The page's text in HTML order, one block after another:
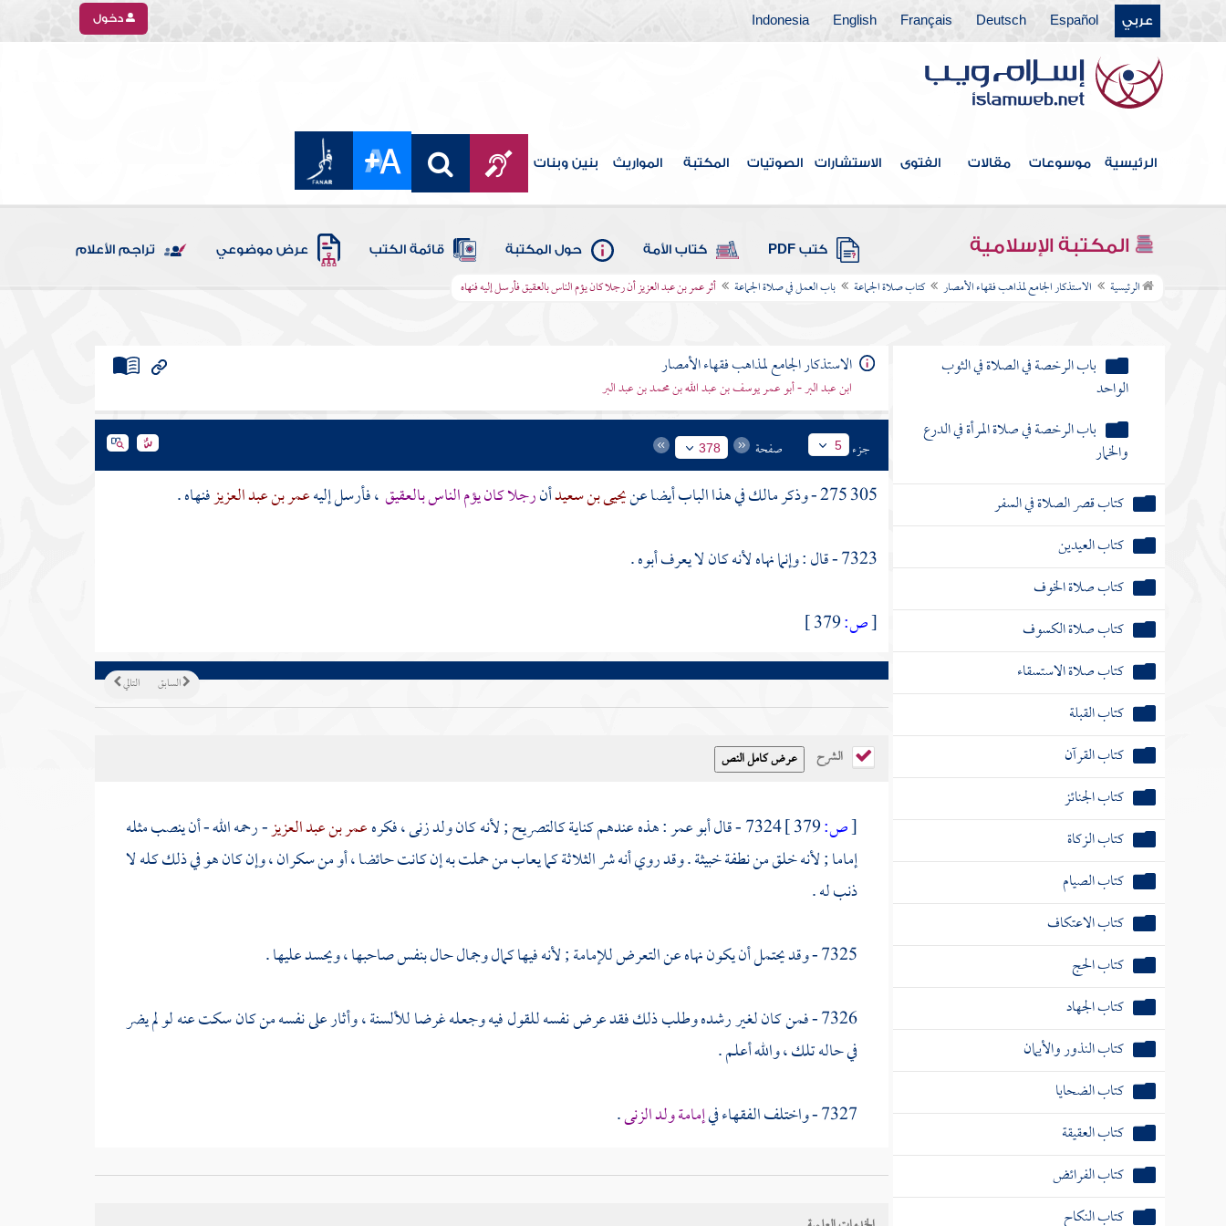
عربي Español
Deutsch
Français
English
Indonesia دخول
الرئيسية موسوعات مقالات الفتوى الاستشارات الصوتيات المكتبة المواريث بنين وبنات
المكتبة الإسلامية كتب PDF كتاب الأمة حول المكتبة قائمة الكتب عرض موضوعي تراجم الأعلام
الرئيسية الاستذكار الجامع لمذاهب فقهاء الأمصار كتاب صلاة الجماعة باب العمل في صلاة الجماعة أثر عمر بن عبد العزيز أن رجلا كان يؤم الناس بالعقيق فأرسل إليه فنهاه
حديث أبي هريرة إذا صلى أحدكم
بالناس فليخفف
أثر عمر بن عبد العزيز أن رجلا
كان يؤم الناس بالعقيق فأرسل إليه فنهاه
باب صلاة الإمام وهو جالس
باب صلاة القاعد في النافلة
باب الصلاة الوسطى
الواحد
والخمار
كتاب قصر الصلاة في السفر
كتاب العيدين
كتاب صلاة الخوف
كتاب صلاة الكسوف
كتاب صلاة الاستسقاء
كتاب القبلة
كتاب القرآن
كتاب الجنائز
كتاب الزكاة
كتاب الصيام
كتاب الاعتكاف
كتاب الحج
كتاب الجهاد
كتاب النذور والأيمان
كتاب الضحايا
كتاب العقيقة
كتاب الفرائض
كتاب النكاح
الاستذكار الجامع لمذاهب فقهاء الأمصار
ابن عبد البر - أبو عمر يوسف بن عبد الله بن محمد بن عبد البر
جزء 5 صفحة 378
305 275 - وذكر مالكفي هذا الباب أيضا عنيحيى بن سعيدأنرجلا كان يؤم الناس بالعقيق، فأرسل إليهعمر بن عبد العزيزفنهاه .
7323 - قال : وإنما نهاه لأنه كان لا يعرف أبوه .
[ص:
التالي السابق
الشرح
[ص: 7324 - قال أبو عمر: هذه عندهم كناية كالتصريح ; لأنه كان ولد زنى ، فكرهعمر بن عبد العزيز- رحمه الله - أن ينصب مثله
إماما ; لأنه خلق من نطفة خبيثة . وقد روي أنه شر الثلاثة كما يعاب من حملت به إن كانت حائضا ، أو من سكران ، وإن كان هو في ذلك كله لا
ذنب له .
7325 - وقد يحتمل أن يكون نهاه عن التعرض للإمامة ; لأنه فيها كمال وجمال حال بنفس صاحبها ، ويحسد عليها .
7326 - فمن كان لغير رشده وطلب ذلك فقد عرض نفسه للقول فيه وجعله غرضا للألسنة ، وأثار على نفسه من كان سكت عنه لو لم يضر
في حاله تلك ، والله أعلم .
7327 - واختلف الفقهاء في
إمامة ولد الزنى.
7328 - فقال
مالك: أكره أن يكون إماما راتبا .